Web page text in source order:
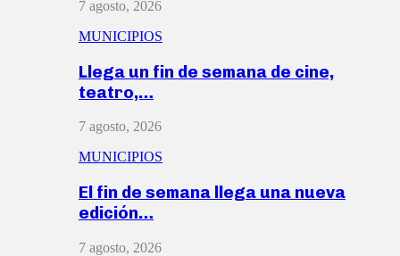
7 agosto, 2026
MUNICIPIOS
Llega un fin de semana de cine,
teatro,…
7 agosto, 2026
MUNICIPIOS
El fin de semana llega una nueva
edición…
7 agosto, 2026